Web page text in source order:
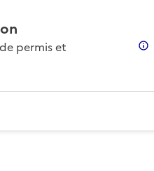
permis et